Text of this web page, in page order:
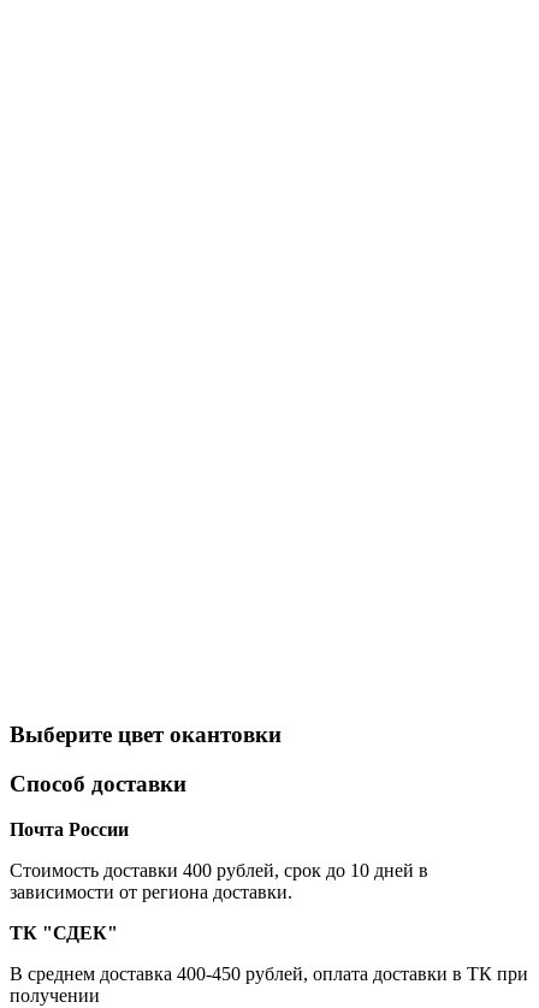
Выберите цвет окантовки
Способ доставки
Почта России
Cтоимость доставки 400 рублей, срок до 10 дней в
зависимости от региона доставки.
ТК "СДЕК"
В среднем доставка 400-450 рублей, оплата доставки в ТК при
получении